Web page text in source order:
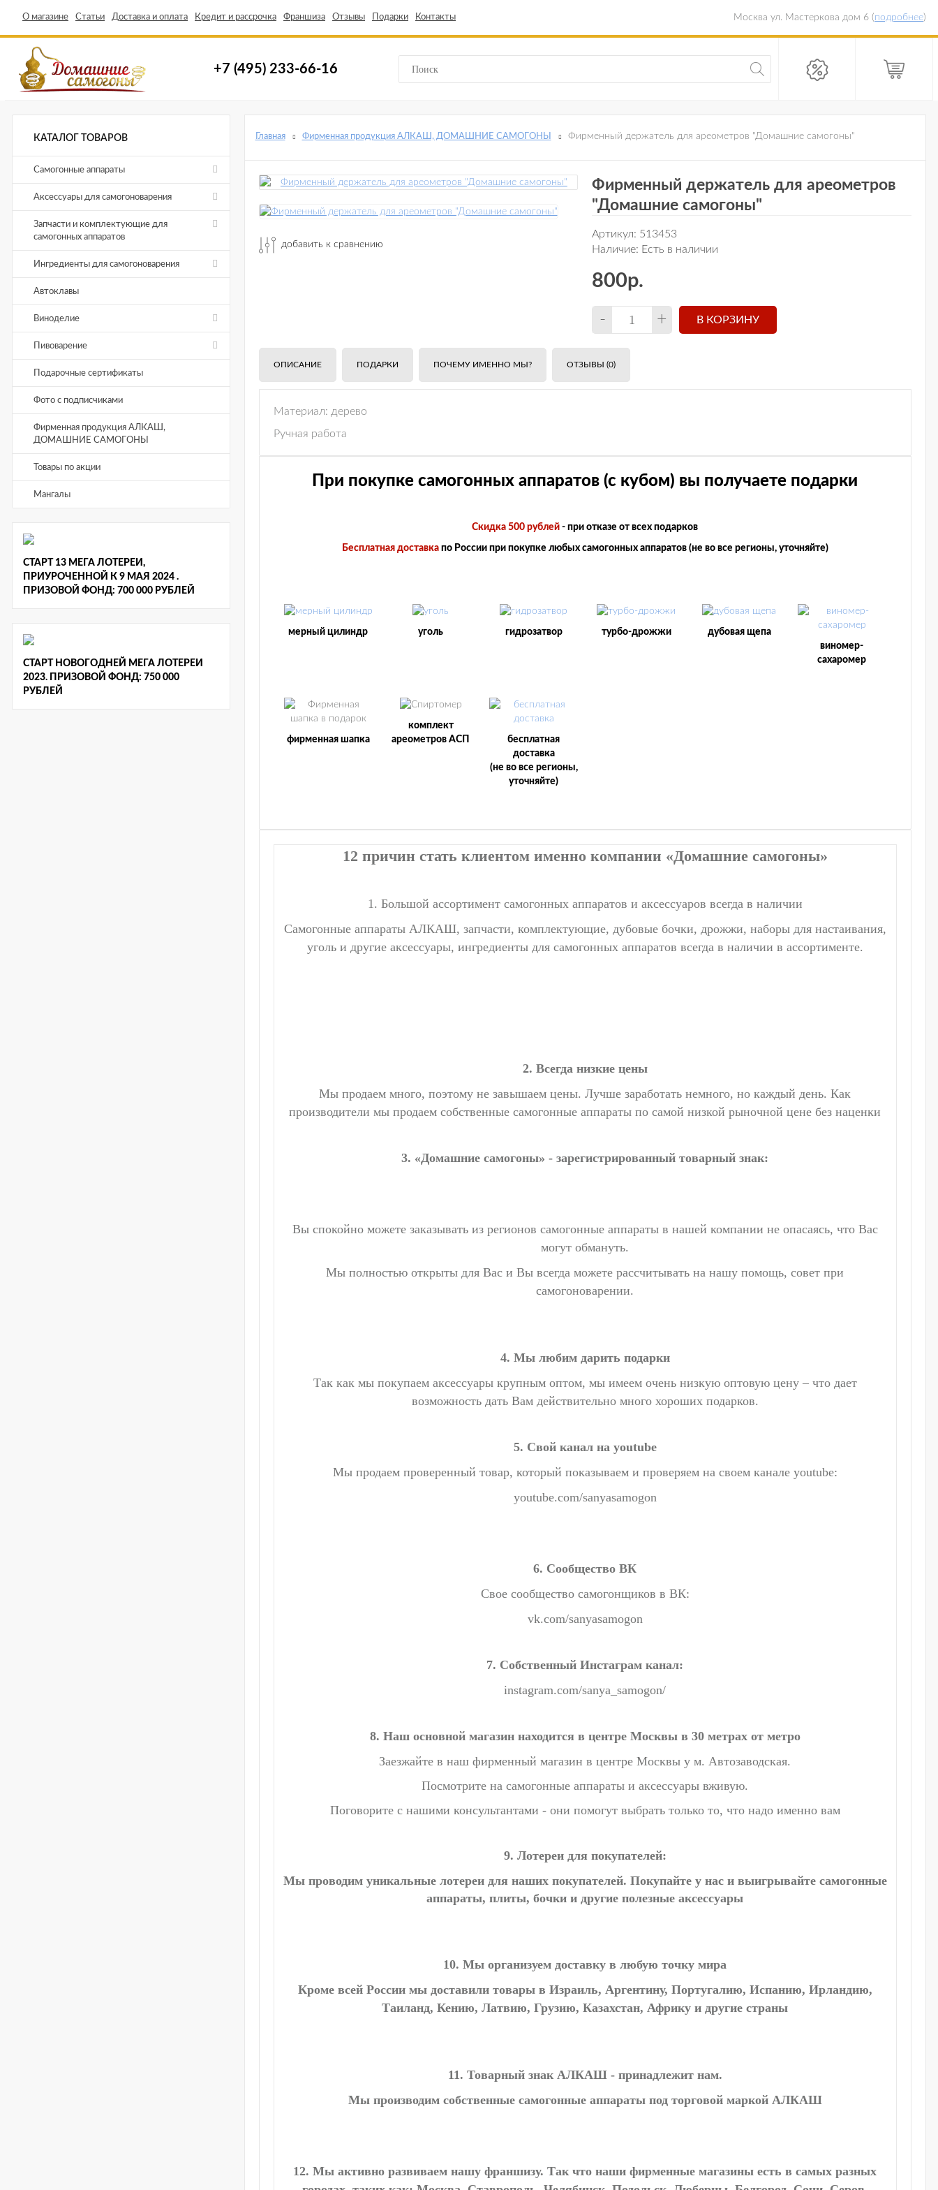
О магазине Статьи Доставка и оплата Кредит и рассрочка Франшиза Отзывы Подарки Контакты Москва ул. Мастеркова дом 6 (подробнее)
+7 (495) 233-66-16
КАТАЛОГ ТОВАРОВ
Самогонные аппараты
Аксессуары для самогоноварения
Запчасти и комплектующие для
самогонных аппаратов
Ингредиенты для самогоноварения
Автоклавы
Виноделие
Пивоварение
Подарочные сертификаты
Фото с подписчиками
Фирменная продукция АЛКАШ,
ДОМАШНИЕ САМОГОНЫ
Товары по акции
Мангалы
СТАРТ 13 МЕГА ЛОТЕРЕИ,
ПРИУРОЧЕННОЙ К 9 МАЯ 2024 .
ПРИЗОВОЙ ФОНД: 700 000 РУБЛЕЙ
СТАРТ НОВОГОДНЕЙ МЕГА ЛОТЕРЕИ
2023. ПРИЗОВОЙ ФОНД: 750 000
РУБЛЕЙ
Главная Фирменная продукция АЛКАШ, ДОМАШНИЕ САМОГОНЫ Фирменный держатель для ареометров "Домашние самогоны"
добавить к сравнению
Фирменный держатель для ареометров
"Домашние самогоны"
Артикул: 513453
Наличие: Есть в наличии
800р.
+
-
ОПИСАНИЕ ПОДАРКИ ПОЧЕМУ ИМЕННО МЫ? ОТЗЫВЫ (0)
Материал: дерево
Ручная работа
При покупке самогонных аппаратов (с кубом) вы получаете подарки
Скидка 500 рублей - при отказе от всех подарков
Бесплатная доставкапо России при покупке любых самогонных аппаратов (не во все регионы, уточняйте)
мерный цилиндр уголь гидрозатвор турбо-дрожжи
дубовая щепа
виномер-
сахаромер
фирменная шапка
комплект
ареометров АСП
бесплатная
доставка
(не во все регионы,
уточняйте)
12 причин стать клиентом именно компании «Домашние самогоны»
1. Большой ассортимент самогонных аппаратов и аксессуаров всегда в наличии
Самогонные аппараты АЛКАШ, запчасти, комплектующие, дубовые бочки, дрожжи, наборы для настаивания,
уголь и другие аксессуары, ингредиенты для самогонных аппаратов всегда в наличии в ассортименте.
2. Всегда низкие цены
Мы продаем много, поэтому не завышаем цены. Лучше заработать немного, но каждый день. Как
производители мы продаем собственные самогонные аппараты по самой низкой рыночной цене без наценки
3. «Домашние самогоны» - зарегистрированный товарный знак:
Вы спокойно можете заказывать из регионов самогонные аппараты в нашей компании не опасаясь, что Вас
могут обмануть.
Мы полностью открыты для Вас и Вы всегда можете рассчитывать на нашу помощь, совет при
самогоноварении.
4. Мы любим дарить подарки
Так как мы покупаем аксессуары крупным оптом, мы имеем очень низкую оптовую цену – что дает
возможность дать Вам действительно много хороших подарков.
5. Свой канал на youtube
Мы продаем проверенный товар, который показываем и проверяем на своем канале youtube:
youtube.com/sanyasamogon
6. Сообщество ВК
Свое сообщество самогонщиков в ВК:
vk.com/sanyasamogon
7. Собственный Инстаграм канал:
instagram.com/sanya_samogon/
8. Наш основной магазин находится в центре Москвы в 30 метрах от метро
Заезжайте в наш фирменный магазин в центре Москвы у м. Автозаводская.
Посмотрите на самогонные аппараты и аксессуары вживую.
Поговорите с нашими консультантами - они помогут выбрать только то, что надо именно вам
9. Лотереи для покупателей:
Мы проводим уникальные лотереи для наших покупателей. Покупайте у нас и выигрывайте самогонные
аппараты, плиты, бочки и другие полезные аксессуары
10. Мы организуем доставку в любую точку мира
Кроме всей России мы доставили товары в Израиль, Аргентину, Португалию, Испанию, Ирландию,
Таиланд, Кению, Латвию, Грузию, Казахстан, Африку и другие страны
11. Товарный знак АЛКАШ - принадлежит нам.
Мы производим собственные самогонные аппараты под торговой маркой АЛКАШ
12. Мы активно развиваем нашу франшизу. Так что наши фирменные магазины есть в самых разных